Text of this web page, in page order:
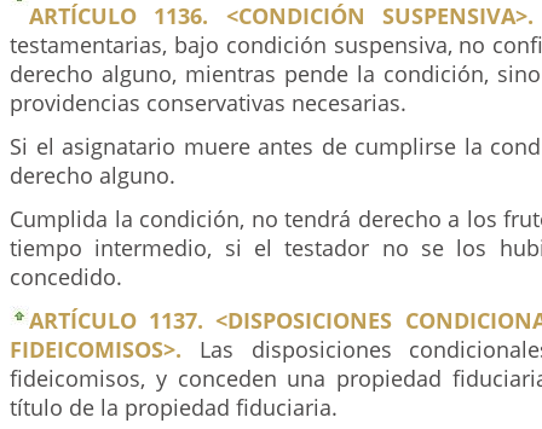
ARTÍCULO 1136. <CONDICIÓN SUSPENSIVA>.
testamentarias, bajo condición suspensiva, no
derecho alguno, mientras pende la condición,
providencias conservativas necesarias.
Si el asignatario muere antes de cumplirse la
derecho alguno.
Cumplida la condición, no tendrá derecho a los
tiempo intermedio, si el testador no se los
concedido.
ARTÍCULO 1137. <DISPOSICIONES
FIDEICOMISOS>. Las disposiciones
fideicomisos, y conceden una propiedad
título de la propiedad fiduciaria.